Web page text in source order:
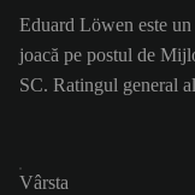
Eduard Löwen este
joacă pe postul de
SC. Ratingul general
Vârsta